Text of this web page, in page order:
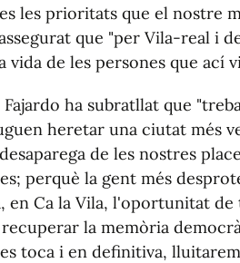
les prioritats que el nostre
que "per Vila-real i
vida de les persones que ací
ha subratllat que
heretar una ciutat més
de les nostres
perquè la gent més
en Ca la Vila, l'oportunitat
la memòria
toca i en definitiva,